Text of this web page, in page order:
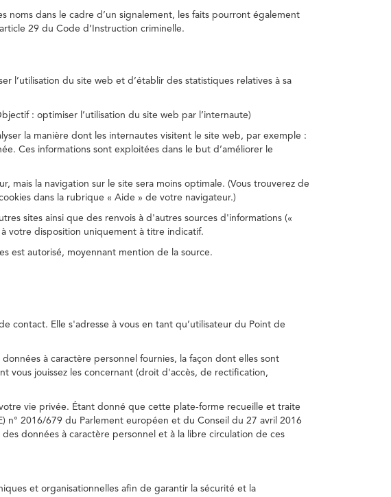
noms dans le cadre d’un signalement, les faits pourront également
29 du Code d’Instruction criminelle.
l’utilisation du site web et d’établir des statistiques relatives à sa
: optimiser l’utilisation du site web par l’internaute)
la manière dont les internautes visitent le site web, par exemple :
Ces informations sont exploitées dans le but d’améliorer le
mais la navigation sur le site sera moins optimale. (Vous trouverez de
dans la rubrique « Aide » de votre navigateur.)
sites ainsi que des renvois à d'autres sources d'informations («
votre disposition uniquement à titre indicatif.
est autorisé, moyennant mention de la source.
contact. Elle s'adresse à vous en tant qu’utilisateur du Point de
à caractère personnel fournies, la façon dont elles sont
vous jouissez les concernant (droit d'accès, de rectification,
vie privée. Étant donné que cette plate-forme recueille et traite
n° 2016/679 du Parlement européen et du Conseil du 27 avril 2016
données à caractère personnel et à la libre circulation de ces
et organisationnelles afin de garantir la sécurité et la